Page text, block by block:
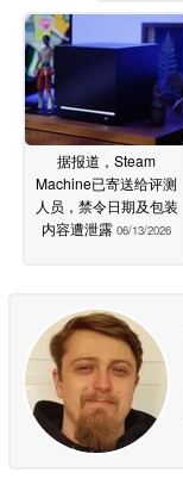
据报道，Steam
Machine已寄送给评测
人员，禁令日期及包装
内容遭泄露 06/13/2026